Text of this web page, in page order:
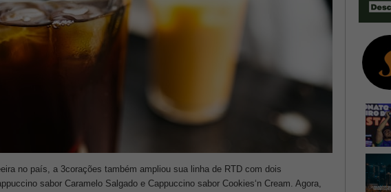
no país, a 3corações também ampliou sua linha de RTD com dois
sabor Caramelo Salgado e Cappuccino sabor Cookies‘n Cream. Agora,